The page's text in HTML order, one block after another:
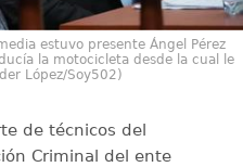
estuvo presente Ángel Pérez
la motocicleta desde la cual le
López/Soy502)
de técnicos del
Criminal del ente